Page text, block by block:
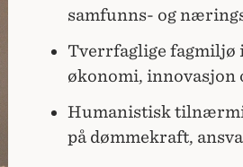
samfunns- og
Tverrfaglige fagmiljø
økonomi, innovasjon
Humanistisk
på dømmekraft,